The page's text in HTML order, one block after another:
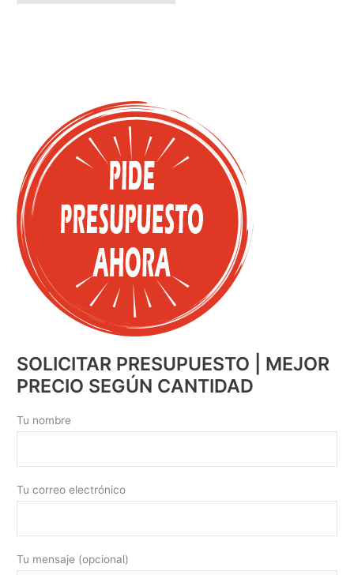
SOLICITAR PRESUPUESTO | MEJOR
PRECIO SEGÚN CANTIDAD
Tu nombre
Tu correo electrónico
Tu mensaje (opcional)